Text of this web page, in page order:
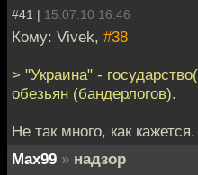
#41 | 15.07.10 16:46
Кому: Vivek, #38
> "Украина" -
обезьян (бандерлогов).
Не так много, как кажется.
Max99 » надзор